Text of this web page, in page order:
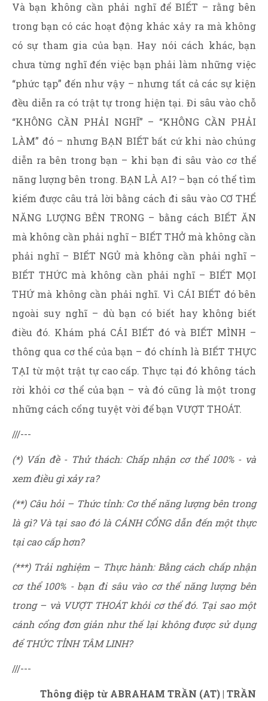
Và bạn không cần phải nghĩ để BIẾT – rằng bên
trong bạn có các hoạt động khác xảy ra mà không
có sự tham gia của bạn. Hay nói cách khác, bạn
chưa từng nghĩ đến việc bạn phải làm những việc
“phức tạp” đến như vậy – nhưng tất cả các sự kiện
đều diễn ra có trật tự trong hiện tại. Đi sâu vào chỗ
“KHÔNG CẦN PHẢI NGHĨ” – “KHÔNG CẦN PHẢI
LÀM” đó – nhưng BẠN BIẾT bất cứ khi nào chúng
diễn ra bên trong bạn – khi bạn đi sâu vào cơ thể
năng lượng bên trong. BẠN LÀ AI? – bạn có thể tìm
kiếm được câu trả lời bằng cách đi sâu vào CƠ THỂ
NĂNG LƯỢNG BÊN TRONG – bằng cách BIẾT ĂN
mà không cần phải nghĩ – BIẾT THỞ mà không cần
phải nghĩ – BIẾT NGỦ mà không cần phải nghĩ –
BIẾT THỨC mà không cần phải nghĩ – BIẾT MỌI
THỨ mà không cần phải nghĩ. Vì CÁI BIẾT đó bên
ngoài suy nghĩ – dù bạn có biết hay không biết
điều đó. Khám phá CÁI BIẾT đó và BIẾT MÌNH –
thông qua cơ thể của bạn – đó chính là BIẾT THỰC
TẠI từ một trật tự cao cấp. Thực tại đó không tách
rời khỏi cơ thể của bạn – và đó cũng là một trong
những cách cổng tuyệt vời để bạn VƯỢT THOÁT.
///---
(*) Vấn đề - Thử thách: Chấp nhận cơ thể 100% - và
xem điều gì xảy ra?
(**) Câu hỏi – Thức tỉnh: Cơ thể năng lượng bên trong
là gì? Và tại sao đó là CÁNH CỔNG dẫn đến một thực
tại cao cấp hơn?
(***) Trải nghiệm – Thực hành: Bằng cách chấp nhận
cơ thể 100% - bạn đi sâu vào cơ thể năng lượng bên
trong – và VƯỢT THOÁT khỏi cơ thể đó. Tại sao một
cánh cổng đơn giản như thế lại không được sử dụng
để THỨC TỈNH TÂM LINH?
///---
Thông điệp từ ABRAHAM TRẦN (AT) | TRẦN